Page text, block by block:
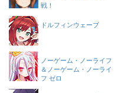
戦！
ドルフィンウェーブ
ノーゲーム・ノーライフ
＆ノーゲーム・ノーライ
フ ゼロ